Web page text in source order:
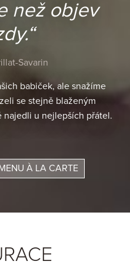
než objev
Savarin
babiček, ale snažíme
se stejně blaženým
najedli u nejlepších přátel.
MENU À LA CARTE